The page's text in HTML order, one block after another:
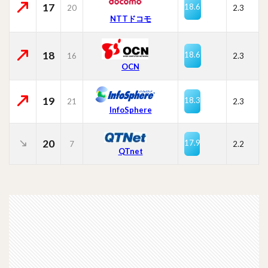
17
20
NTTドコモ
18.6 2.3
18
16
OCN
18.6 2.3
19
21
InfoSphere
18.3 2.3
20 7
QTnet
17.9 2.2